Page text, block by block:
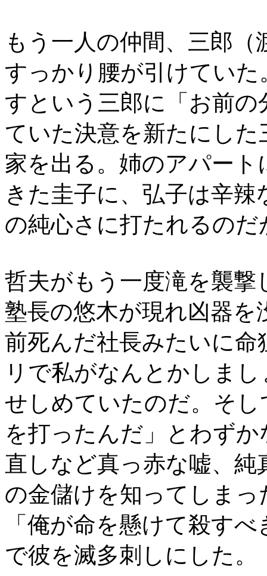
もう一人の仲間、三郎
すっかり腰が引けてい
すという三郎に「お前
ていた決意を新たにし
家を出る。姉のアパー
きた圭子に、弘子は辛
の純心さに打たれるの
哲夫がもう一度滝を襲
塾長の悠木が現れ凶器
前死んだ社長みたいに命
リで私がなんとかしま
せしめていたのだ。そ
を打ったんだ」とわず
直しなど真っ赤な嘘、
の金儲けを知ってしま
「俺が命を懸けて殺す
で彼を滅多刺しにした。